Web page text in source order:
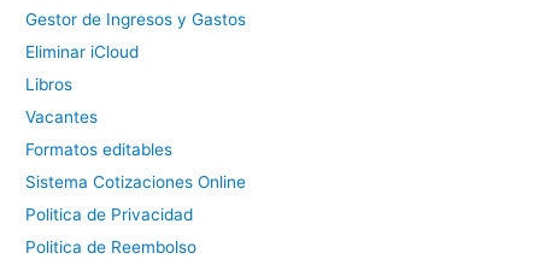
Gestor de Ingresos y Gastos
Eliminar iCloud
Libros
Vacantes
Formatos editables
Sistema Cotizaciones Online
Politica de Privacidad
Politica de Reembolso